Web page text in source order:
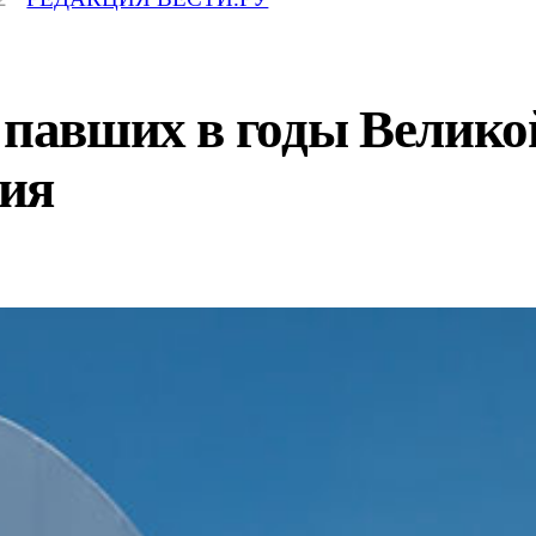
павших в годы